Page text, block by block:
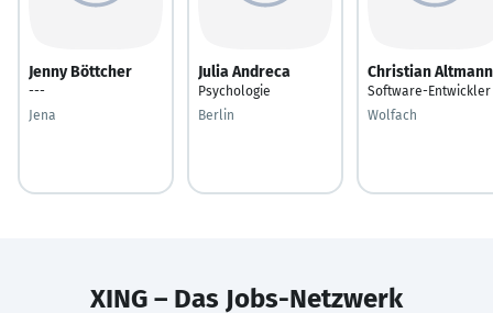
Jenny Böttcher
---
Jena
Julia Andreca
Psychologie
Berlin
Christian Altmann
Software-Entwickler
Wolfach
XING – Das Jobs-Netzwerk